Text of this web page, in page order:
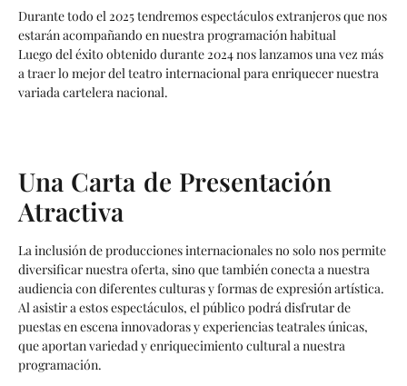
Durante todo el 2025 tendremos espectáculos extranjeros que nos
estarán acompañando en nuestra programación habitual
Luego del éxito obtenido durante 2024 nos lanzamos una vez más
a traer lo mejor del teatro internacional para enriquecer nuestra
variada cartelera nacional.
Una Carta de Presentación
Atractiva
La inclusión de producciones internacionales no solo nos permite
diversificar nuestra oferta, sino que también conecta a nuestra
audiencia con diferentes culturas y formas de expresión artística.
Al asistir a estos espectáculos, el público podrá disfrutar de
puestas en escena innovadoras y experiencias teatrales únicas,
que aportan variedad y enriquecimiento cultural a nuestra
programación.